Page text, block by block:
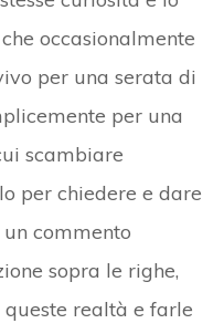
occasionalmente
per una serata di
per una
scambiare
per chiedere e dare
commento
sopra le righe,
realtà e farle